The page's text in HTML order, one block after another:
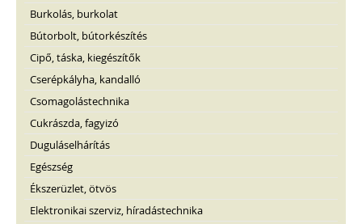
Burkolás, burkolat
Bútorbolt, bútorkészítés
Cipő, táska, kiegészítők
Cserépkályha, kandalló
Csomagolástechnika
Cukrászda, fagyizó
Duguláselhárítás
Egészség
Ékszerüzlet, ötvös
Elektronikai szerviz, híradástechnika